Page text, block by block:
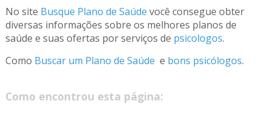
No site Busque Plano de Saúde você consegue obter
diversas informações sobre os melhores planos de
saúde e suas ofertas por serviços de psicologos.
Como Buscar um Plano de Saúde e bons psicólogos.
Como encontrou esta página: